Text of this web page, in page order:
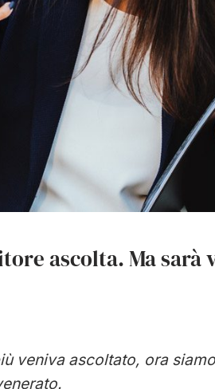
ascolta. Ma sarà
veniva ascoltato, ora